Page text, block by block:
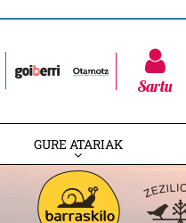
Sartu
GURE ATARIAK